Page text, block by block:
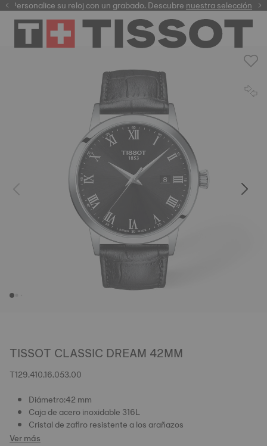
Personalice su reloj con un grabado. Descubrenuestra selección
garantía digital
TISSOT CLASSIC DREAM 42MM
T129.410.16.053.00
Diámetro:42 mm
Caja de acero inoxidable 316L
Cristal de zafiro resistente a los arañazos
Ver más